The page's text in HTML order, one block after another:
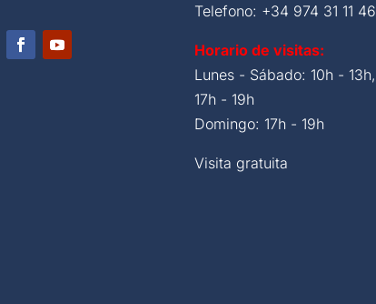
Telefono: +34 974 31 11 46
Horario de visitas:
Lunes - Sábado: 10h - 13h,
17h - 19h
Domingo: 17h - 19h
Visita gratuita